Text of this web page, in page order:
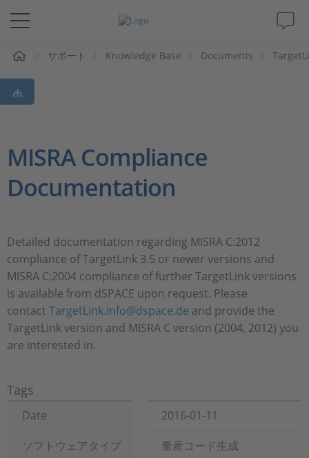
ソリューションと製品
サポート
Magazine
採用情報
サポート Knowledge Base Documents
MISRA Compliance
Documentation
Detailed documentation regarding MISRA C:2012
compliance of TargetLink 3.5 or newer versions and
MISRA C:2004 compliance of further TargetLink versions
is available from dSPACE upon request. Please
contact TargetLink.Info@dspace.de and provide the
TargetLink version and MISRA C version (2004, 2012) you
are interested in.
Tags
Date
2016-01-11
ソフトウェアタイプ
量産コード生成